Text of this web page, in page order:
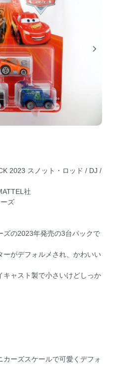
2023 スノット・ロッド / DJ /
社
ズ
ズの2023年発売の3台パックで
ーがデフォルメされ、かわいい
ャスト製で小さいけどしっか
ーズスケールで可愛くデフォ